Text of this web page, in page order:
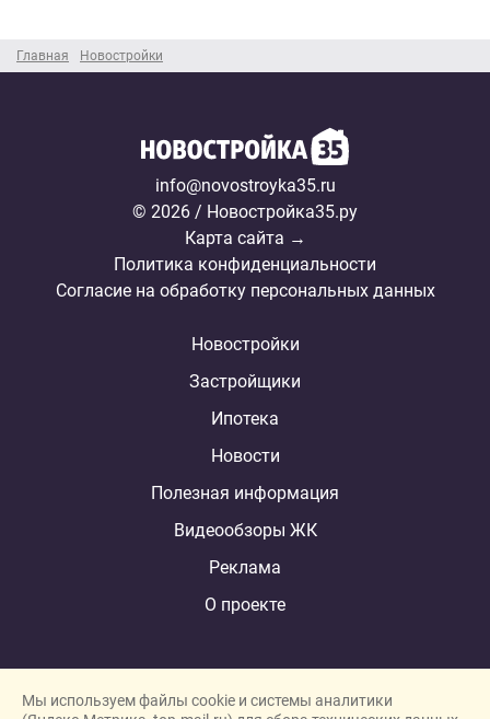
Главная Новостройки
info@novostroyka35.ru
© 2026 / Новостройка35.ру
Карта сайта →
Политика конфиденциальности
Согласие на обработку персональных данных
Новостройки
Застройщики
Ипотека
Новости
Полезная информация
Видеообзоры ЖК
Реклама
О проекте
Мы используем файлы cookie и системы аналитики